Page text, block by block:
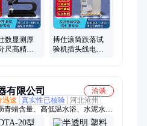
数显测厚
尺高精度
搏仕滚筒跌落试
验机插头线电子
有限公司
洽谈
迅速 真实性已核验 河北沧州
青蜡含量、高低温水浴、水泥水化
、家具平整度试验仪、土工布垂直